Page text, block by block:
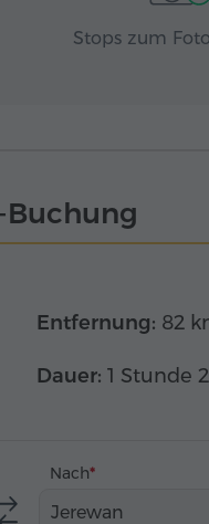
Stops zum
Buchung
Entfernung: 82
Dauer: 1 Stunde
Nach
Jerewan